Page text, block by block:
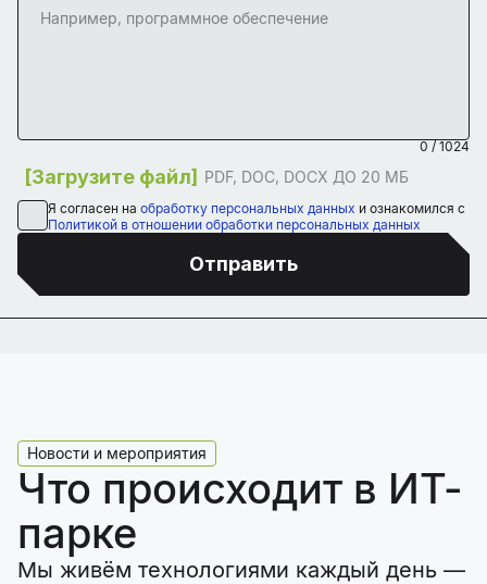
0 / 1024
Загрузите файл PDF, DOC, DOCX ДО 20 МБ
Я согласен на обработку персональных данных и ознакомился с
Политикой в отношении обработки персональных данных
Отправить
Новости и мероприятия
Что происходит в ИТ-
парке
Мы живём технологиями каждый день —